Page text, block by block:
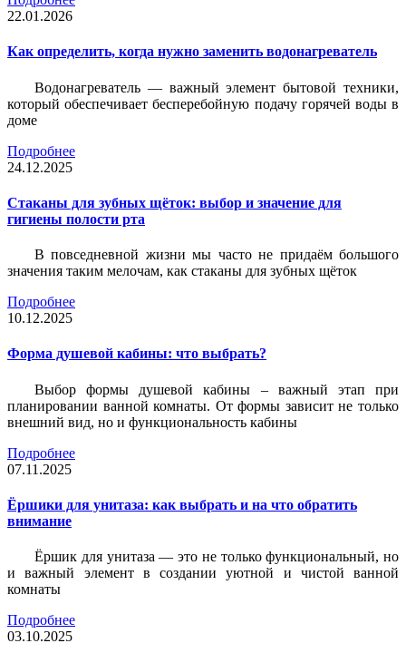
22.01.2026
Как определить, когда нужно заменить водонагреватель
Водонагреватель — важный элемент бытовой техники,
который обеспечивает бесперебойную подачу горячей воды в
доме
Подробнее
24.12.2025
Стаканы для зубных щёток: выбор и значение для
гигиены полости рта
В повседневной жизни мы часто не придаём большого
значения таким мелочам, как стаканы для зубных щёток
Подробнее
10.12.2025
Форма душевой кабины: что выбрать?
Выбор формы душевой кабины – важный этап при
планировании ванной комнаты. От формы зависит не только
внешний вид, но и функциональность кабины
Подробнее
07.11.2025
Ёршики для унитаза: как выбрать и на что обратить
внимание
Ёршик для унитаза — это не только функциональный, но
и важный элемент в создании уютной и чистой ванной
комнаты
Подробнее
03.10.2025